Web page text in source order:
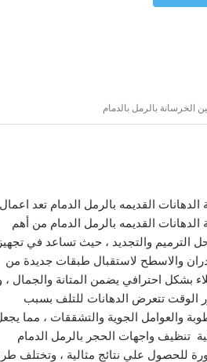
بالرمل بالدمام
الدهانات القديمه بالرمل الدمام تعد اعمال
الدهانات القديمه بالرمل الدمام من أهم
الترميم والتجديد ، حيث تساعد في تجهيز
والاسطح لاستقبال طبقات جديدة من
بشكل احترافي يضمن المتانة والجمال ،
الوقت تتعرض الدهانات للتلف بسبب
والعوامل الجوية والتشققات ، مما
تنظيف واجهات الحجر بالرمل الدمام
للحصول علي نتائج مثالية ، وتختلف